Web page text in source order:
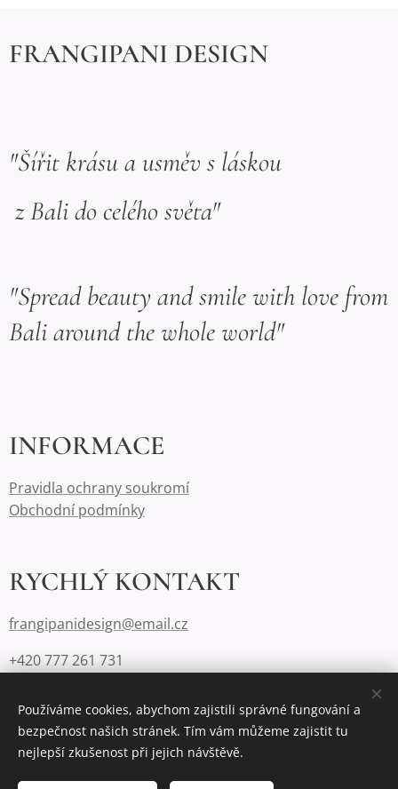
FRANGIPANI DESIGN
"Šířit krásu a usměv s láskou
z Bali do celého světa"
"Spread beauty and smile with love from
Bali around the whole world"
INFORMACE
Pravidla ochrany soukromí
Obchodní podmínky
RYCHLÝ KONTAKT
frangipanidesign@email.cz
+420 777 261 731
Cookies
Používáme cookies, abychom zajistili správné fungování a
bezpečnost našich stránek. Tím vám můžeme zajistit tu
nejlepší zkušenost při jejich návštěvě.